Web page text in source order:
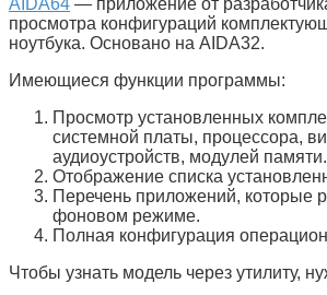
просмотра конфигураций
ноутбука. Основано на AIDA32.
Имеющиеся функции программы:
Просмотр установленных
системной платы, процессора,
аудиоустройств, модулей памяти.
Отображение списка
Перечень приложений, которые
фоновом режиме.
Полная конфигурация
Чтобы узнать модель через утилиту,